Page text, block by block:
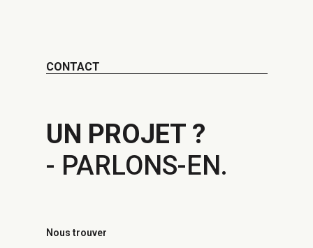
CONTACT
UN PROJET ?
- PARLONS-EN.
Nous trouver